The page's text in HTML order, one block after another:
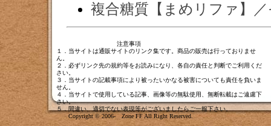
複合糖質【まめリファ】
注意事項
１．当サイトは通販サイトのリンク集です。商品の販売は行っておりませ
ん。
２．必ずリンク先の規約等をお読みになり、各自の責任と判断でご利用くだ
さい。
３．当サイトの記載事項により被ったいかなる被害についても責任を負いま
せん。
４．当サイトで使用している記事、画像等の無駄使用、無断転載はご遠慮下
さい。
５．間違い、適切でない表現等がございましたら ご一報下さい
Copyright © 2006- Zone FF All Right Reserved.